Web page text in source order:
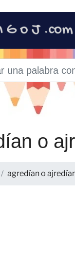
o
agredían o